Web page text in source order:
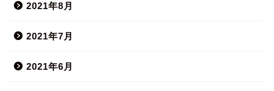
2021年8月
2021年7月
2021年6月